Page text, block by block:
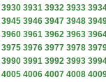
3930 3931 3932 3933
3945 3946 3947 3948
3960 3961 3962 3963
3975 3976 3977 3978
3990 3991 3992 3993
4005 4006 4007 4008